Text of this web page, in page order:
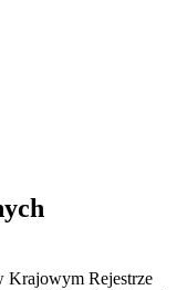
Krajowym Rejestrze